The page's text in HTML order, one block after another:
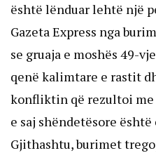
është lënduar lehtë një
Gazeta Express nga
se gruaja e moshës 49-
qenë kalimtare e rastit
konfliktin që rezultoi me
e saj shëndetësore është
Gjithashtu, burimet